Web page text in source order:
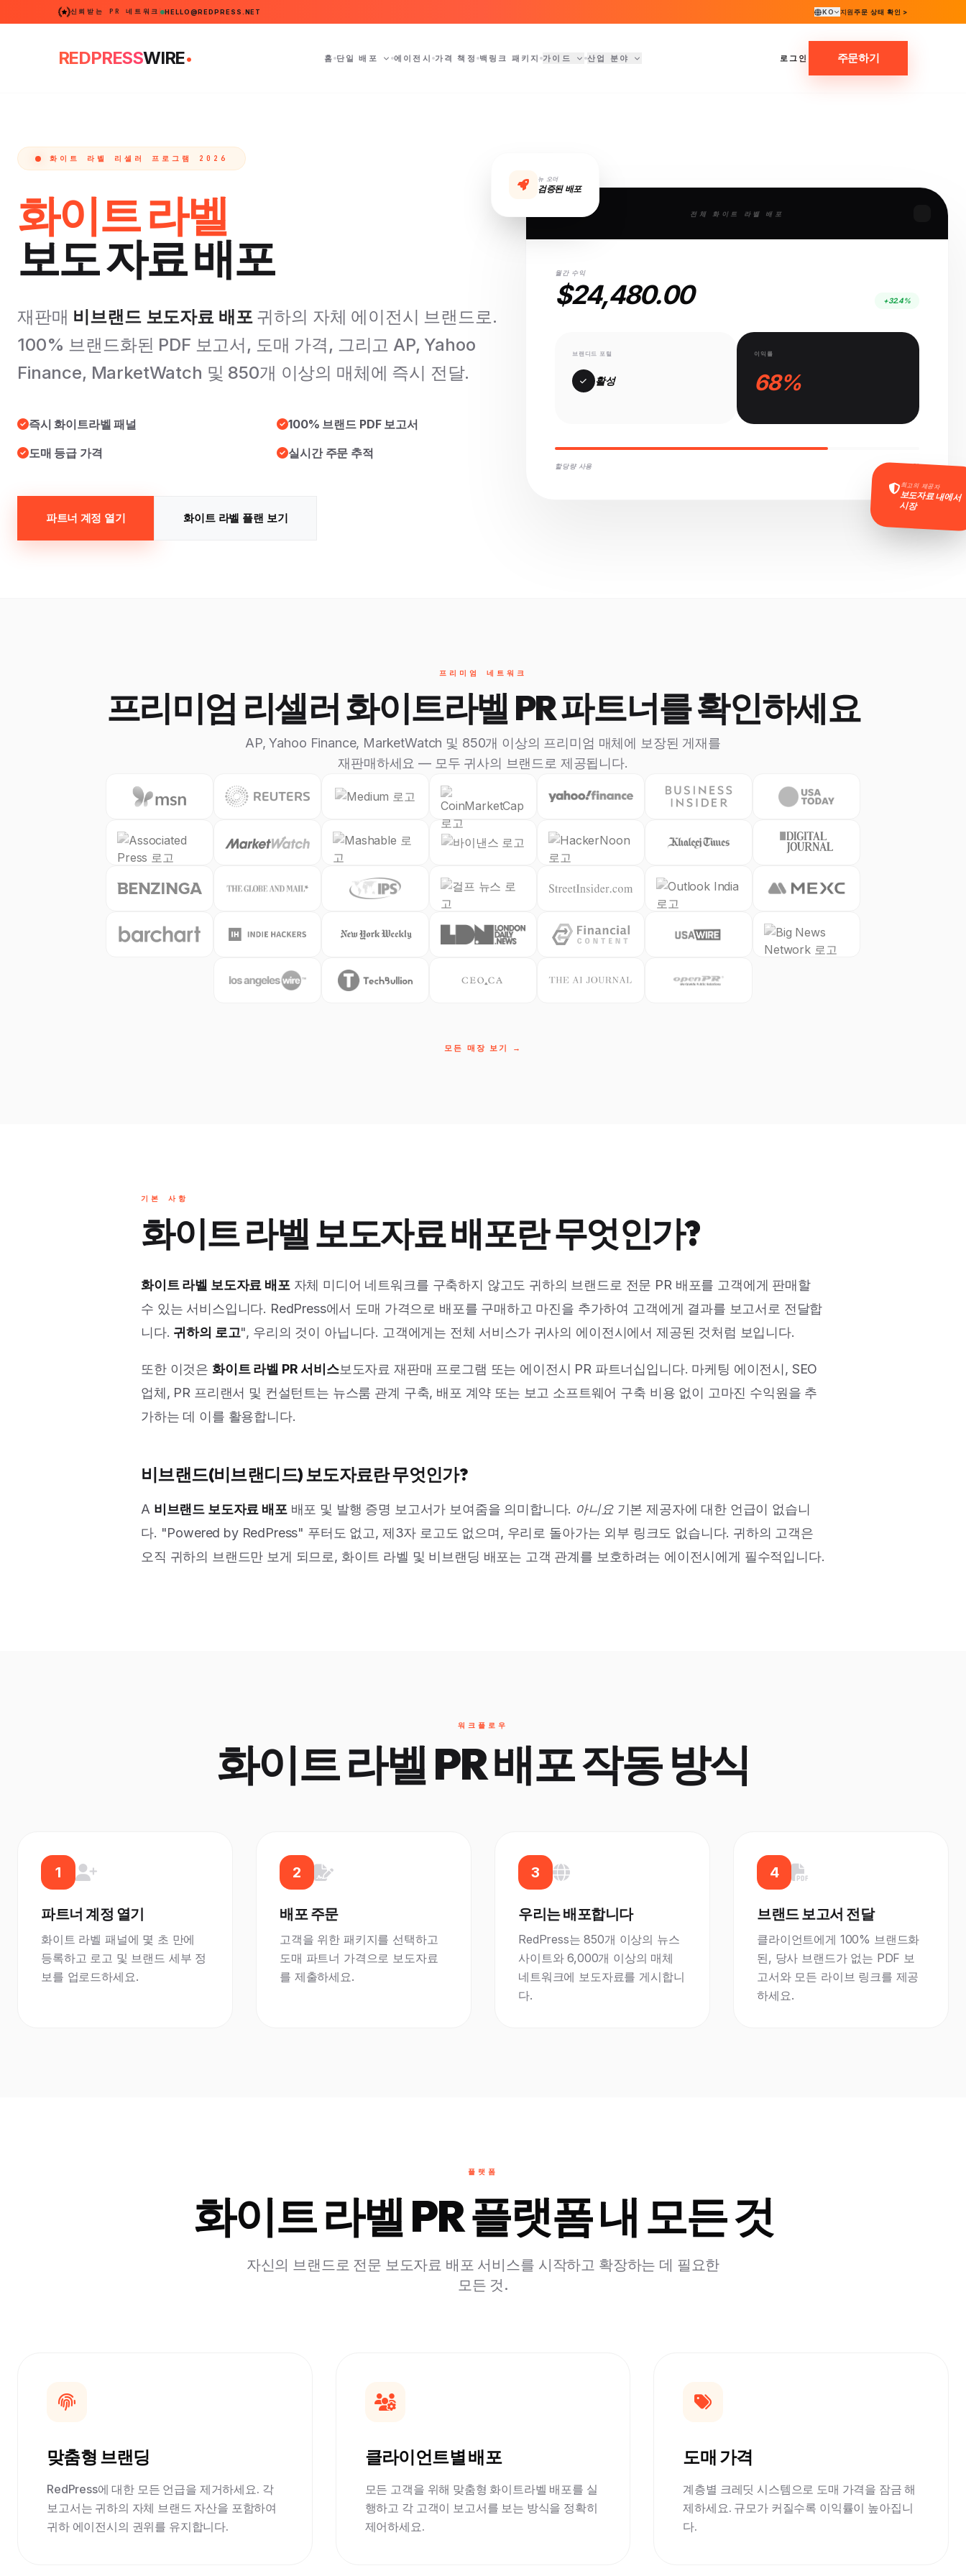
신뢰받는 PR 네트워크 HELLO@REDPRESS.NET KO 지원주문 상태 확인 >
REDPRESSWIRE. 홈 단일 배포 에이전시 가격 책정 백링크 패키지 가이드 산업 분야 로그인 주문하기
화이트 라벨 리셀러 프로그램 2026
화이트 라벨
보도 자료 배포
재판매 비브랜드 보도자료 배포귀하의 자체 에이전시 브랜드로.
100% 브랜드화된 PDF 보고서, 도매 가격, 그리고 AP, Yahoo
Finance, MarketWatch 및 850개 이상의 매체에 즉시 전달.
즉시 화이트라벨 패널
100% 브랜드 PDF 보고서
도매 등급 가격
실시간 주문 추적
파트너 계정 열기 화이트 라벨 플랜 보기
전체 화이트 라벨 배포
월간 수익
$24,480.00 +32.4%
브랜디드 포털
활성
이익률
68%
할당량 사용 75%
뉴 오더
검증된 배포
최고의 제공자
보도자료 내에서
시장
프리미엄 네트워크
프리미엄 리셀러 화이트라벨 PR 파트너를 확인하세요
AP, Yahoo Finance, MarketWatch 및 850개 이상의 프리미엄 매체에 보장된 게재를
재판매하세요 — 모두 귀사의 브랜드로 제공됩니다.
모든 매장 보기 →
기본 사항
화이트 라벨 보도자료 배포란 무엇인가?
화이트 라벨 보도자료 배포자체 미디어 네트워크를 구축하지 않고도 귀하의 브랜드로 전문 PR 배포를 고객에게 판매할
수 있는 서비스입니다. RedPress에서 도매 가격으로 배포를 구매하고 마진을 추가하여 고객에게 결과를 보고서로 전달합
니다. 귀하의 로고", 우리의 것이 아닙니다. 고객에게는 전체 서비스가 귀사의 에이전시에서 제공된 것처럼 보입니다.
또한 이것은 화이트 라벨 PR 서비스보도자료 재판매 프로그램 또는 에이전시 PR 파트너십입니다. 마케팅 에이전시, SEO
업체, PR 프리랜서 및 컨설턴트는 뉴스룸 관계 구축, 배포 계약 또는 보고 소프트웨어 구축 비용 없이 고마진 수익원을 추
가하는 데 이를 활용합니다.
비브랜드(비브랜디드) 보도자료란 무엇인가?
A 비브랜드 보도자료 배포배포 및 발행 증명 보고서가 보여줌을 의미합니다. 아니요기본 제공자에 대한 언급이 없습니
다. "Powered by RedPress" 푸터도 없고, 제3자 로고도 없으며, 우리로 돌아가는 외부 링크도 없습니다. 귀하의 고객은
오직 귀하의 브랜드만 보게 되므로, 화이트 라벨 및 비브랜딩 배포는 고객 관계를 보호하려는 에이전시에게 필수적입니다.
워크플로우
화이트 라벨 PR 배포 작동 방식
1
파트너 계정 열기
화이트 라벨 패널에 몇 초 만에
등록하고 로고 및 브랜드 세부 정
보를 업로드하세요.
2
배포 주문
고객을 위한 패키지를 선택하고
도매 파트너 가격으로 보도자료
를 제출하세요.
3
우리는 배포합니다
RedPress는 850개 이상의 뉴스
사이트와 6,000개 이상의 매체
네트워크에 보도자료를 게시합니
다.
4
브랜드 보고서 전달
클라이언트에게 100% 브랜드화
된, 당사 브랜드가 없는 PDF 보
고서와 모든 라이브 링크를 제공
하세요.
플랫폼
화이트 라벨 PR 플랫폼 내 모든 것
자신의 브랜드로 전문 보도자료 배포 서비스를 시작하고 확장하는 데 필요한
모든 것.
맞춤형 브랜딩
RedPress에 대한 모든 언급을 제거하세요. 각
보고서는 귀하의 자체 브랜드 자산을 포함하여
귀하 에이전시의 권위를 유지합니다.
클라이언트별 배포
모든 고객을 위해 맞춤형 화이트라벨 배포를 실
행하고 각 고객이 보고서를 보는 방식을 정확히
제어하세요.
도매 가격
계층별 크레딧 시스템으로 도매 가격을 잠금 해
제하세요. 규모가 커질수록 이익률이 높아집니
다.